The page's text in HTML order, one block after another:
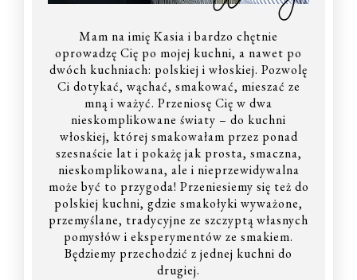
Mam na imię Kasia i bardzo chętnie
oprowadzę Cię po mojej kuchni, a nawet po
dwóch kuchniach: polskiej i włoskiej. Pozwolę
Ci dotykać, wąchać, smakować, mieszać ze
mną i ważyć. Przeniosę Cię w dwa
nieskomplikowane światy – do kuchni
włoskiej, której smakowałam przez ponad
szesnaście lat i pokażę jak prosta, smaczna,
nieskomplikowana, ale i nieprzewidywalna
może być to przygoda! Przeniesiemy się też do
polskiej kuchni, gdzie smakołyki wyważone,
przemyślane, tradycyjne ze szczyptą własnych
pomysłów i eksperymentów ze smakiem.
Będziemy przechodzić z jednej kuchni do
drugiej.